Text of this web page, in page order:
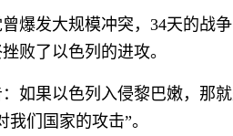
爆发大规模冲突，34天的战
败了以色列的进攻。
如果以色列入侵黎巴嫩，那
们国家的攻击”。